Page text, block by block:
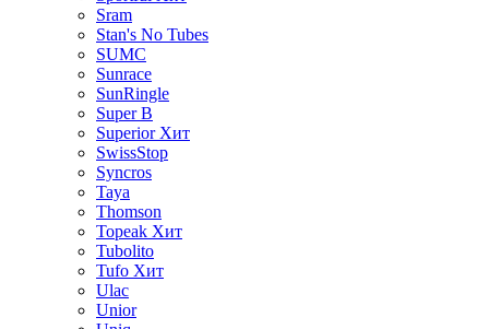
Sram
Stan's No Tubes
SUMC
Sunrace
SunRingle
Super B
Superior Хит
SwissStop
Syncros
Taya
Thomson
Topeak Хит
Tubolito
Tufo Хит
Ulac
Unior